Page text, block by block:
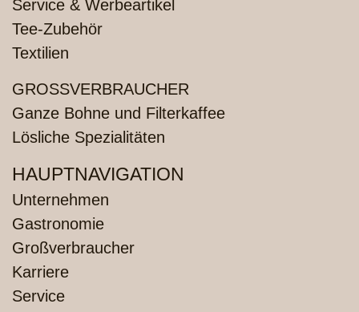
Service & Werbeartikel
Tee-Zubehör
Textilien
GROSSVERBRAUCHER
Ganze Bohne und Filterkaffee
Lösliche Spezialitäten
HAUPTNAVIGATION
Unternehmen
Gastronomie
Großverbraucher
Karriere
Service